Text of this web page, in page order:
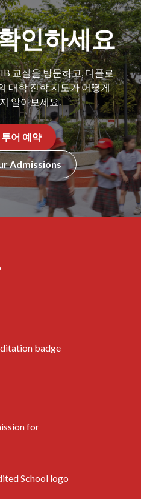
인하세요
교실을 방문하고, 디플로
대학 진학 지도가 어떻게
알아보세요.
어 예약
Admissions